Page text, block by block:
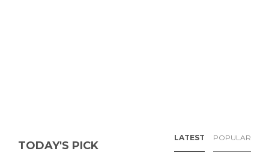
TODAY'S PICK
LATEST POPULAR